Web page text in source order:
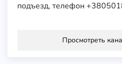
подъезд, телефон
Просмотреть